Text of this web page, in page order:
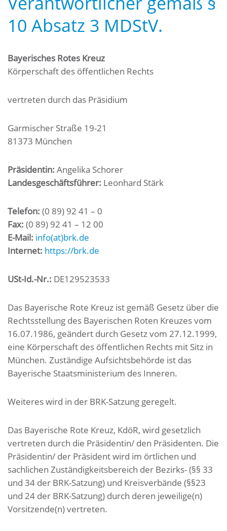
10 Absatz 3 MDStV.
Bayerisches Rotes Kreuz
Körperschaft des öffentlichen Rechts
vertreten durch das Präsidium
Garmischer Straße 19-21
81373 München
Präsidentin: Angelika Schorer
Landesgeschäftsführer: Leonhard Stärk
Telefon: (0 89) 92 41 – 0
Fax: (0 89) 92 41 – 12 00
E-Mail: info(at)brk.de
Internet: https://brk.de
USt-Id.-Nr.: DE129523533
Das Bayerische Rote Kreuz ist gemäß Gesetz über die
Rechtsstellung des Bayerischen Roten Kreuzes vom
16.07.1986, geändert durch Gesetz vom 27.12.1999,
eine Körperschaft des öffentlichen Rechts mit Sitz in
München. Zuständige Aufsichtsbehörde ist das
Bayerische Staatsministerium des Inneren.
Weiteres wird in der BRK-Satzung geregelt.
Das Bayerische Rote Kreuz, KdöR, wird gesetzlich
vertreten durch die Präsidentin/ den Präsidenten. Die
Präsidentin/ der Präsident wird im örtlichen und
sachlichen Zuständigkeitsbereich der Bezirks- (§§ 33
und 34 der BRK-Satzung) und Kreisverbände (§§23
und 24 der BRK-Satzung) durch deren jeweilige(n)
Vorsitzende(n) vertreten.